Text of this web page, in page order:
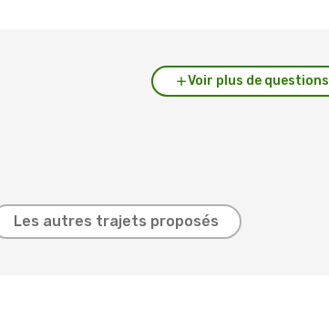
Voir plus de questions
Les autres trajets proposés